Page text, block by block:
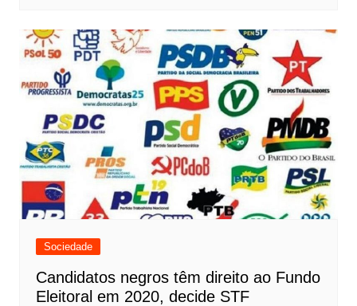
Sociedade
Candidatos negros têm direito ao Fundo
Eleitoral em 2020, decide STF